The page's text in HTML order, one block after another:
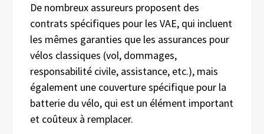
De nombreux assureurs proposent des
contrats spécifiques pour les VAE, qui incluent
les mêmes garanties que les assurances pour
vélos classiques (vol, dommages,
responsabilité civile, assistance, etc.), mais
également une couverture spécifique pour la
batterie du vélo, qui est un élément important
et coûteux à remplacer.